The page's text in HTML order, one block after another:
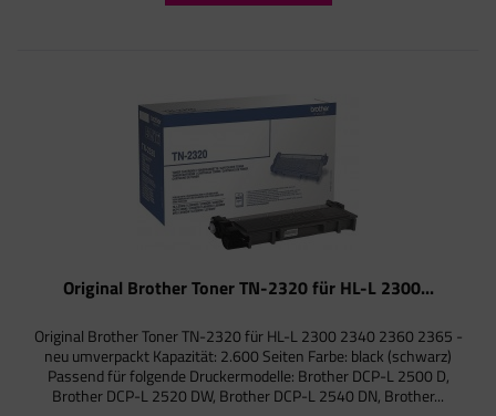
Original Brother Toner TN-2320 für HL-L 2300...
Original Brother Toner TN-2320 für HL-L 2300 2340 2360 2365 -
neu umverpackt Kapazität: 2.600 Seiten Farbe: black (schwarz)
Passend für folgende Druckermodelle: Brother DCP-L 2500 D,
Brother DCP-L 2520 DW, Brother DCP-L 2540 DN, Brother...